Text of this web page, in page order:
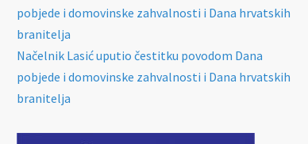
pobjede i domovinske zahvalnosti i Dana hrvatskih
branitelja
Načelnik Lasić uputio čestitku povodom Dana
pobjede i domovinske zahvalnosti i Dana hrvatskih
branitelja